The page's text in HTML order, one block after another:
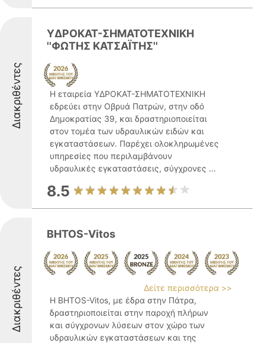
Διακριθέντες
ΥΔΡΟΚΑΤ-ΣΗΜΑΤΟΤΕΧΝΙΚΗ
''ΦΩΤΗΣ ΚΑΤΣΑΪΤΗΣ''
Η εταιρεία ΥΔΡΟΚΑΤ-ΣΗΜΑΤΟΤΕΧΝΙΚΗ
εδρεύει στην Οβρυά Πατρών, στην οδό
Δημοκρατίας 39, και δραστηριοποιείται
στον τομέα των υδραυλικών ειδών και
εγκαταστάσεων. Παρέχει ολοκληρωμένες
υπηρεσίες που περιλαμβάνουν
υδραυλικές εγκαταστάσεις, σύγχρονες ...
8.5
Διακριθέντες
BHTOS-Vitos
Δείτε περισσότερα >>
Η BHTOS-Vitos, με έδρα στην Πάτρα,
δραστηριοποιείται στην παροχή πλήρων
και σύγχρονων λύσεων στον χώρο των
υδραυλικών εγκαταστάσεων και της